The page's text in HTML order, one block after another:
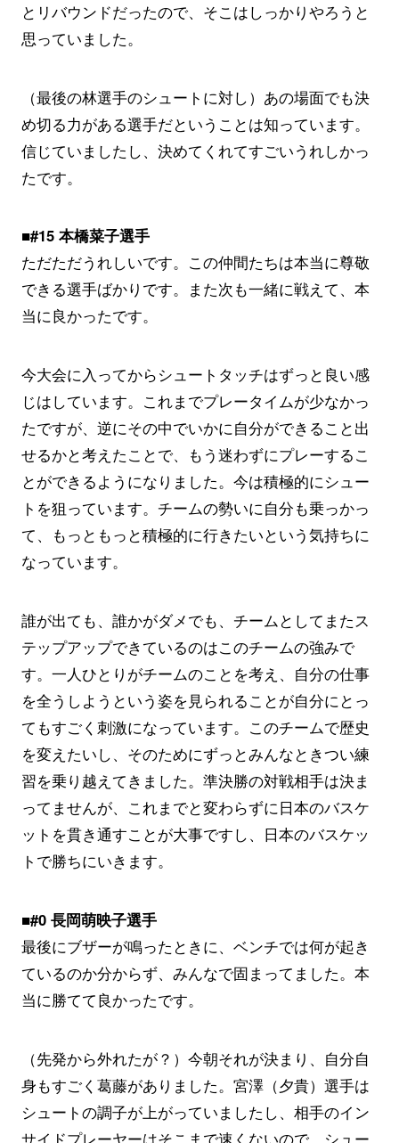
とリバウンドだったので、そこはしっかりやろうと
思っていました。
（最後の林選手のシュートに対し）あの場面でも決
め切る力がある選手だということは知っています。
信じていましたし、決めてくれてすごいうれしかっ
たです。
■#15 本橋菜子選手
ただただうれしいです。この仲間たちは本当に尊敬
できる選手ばかりです。また次も一緒に戦えて、本
当に良かったです。
今大会に入ってからシュートタッチはずっと良い感
じはしています。これまでプレータイムが少なかっ
たですが、逆にその中でいかに自分ができること出
せるかと考えたことで、もう迷わずにプレーするこ
とができるようになりました。今は積極的にシュー
トを狙っています。チームの勢いに自分も乗っかっ
て、もっともっと積極的に行きたいという気持ちに
なっています。
誰が出ても、誰かがダメでも、チームとしてまたス
テップアップできているのはこのチームの強みで
す。一人ひとりがチームのことを考え、自分の仕事
を全うしようという姿を見られることが自分にとっ
てもすごく刺激になっています。このチームで歴史
を変えたいし、そのためにずっとみんなときつい練
習を乗り越えてきました。準決勝の対戦相手は決ま
ってませんが、これまでと変わらずに日本のバスケ
ットを貫き通すことが大事ですし、日本のバスケッ
トで勝ちにいきます。
■#0 長岡萌映子選手
最後にブザーが鳴ったときに、ベンチでは何が起き
ているのか分からず、みんなで固まってました。本
当に勝てて良かったです。
（先発から外れたが？）今朝それが決まり、自分自
身もすごく葛藤がありました。宮澤（夕貴）選手は
シュートの調子が上がっていましたし、相手のイン
サイドプレーヤーはそこまで速くないので、シュー